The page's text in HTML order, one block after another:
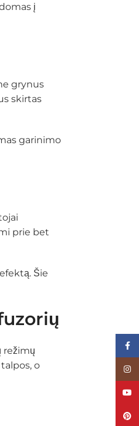
į
grynus
skirtas
garinimo
prie bet
Šie
režimų
o